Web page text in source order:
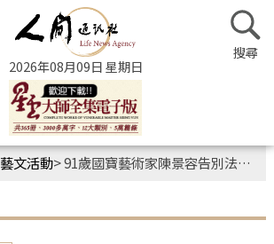
2026年08月09日 星期日
藝文活動>91歲國寶藝術家陳景容告別法國 佛光緣巴黎館紀念特展開幕